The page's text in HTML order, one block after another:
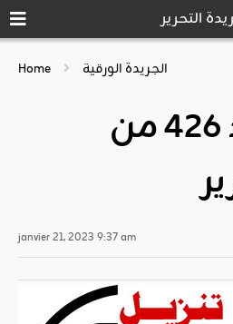
التحرير
Home الجريدة الورقية
تنزيل العدد 426 من
janvier 21, 2023 9:37 am